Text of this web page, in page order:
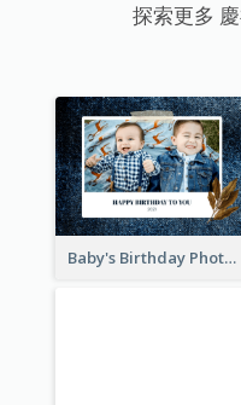
探索更多
Baby's Birthday Photo Book